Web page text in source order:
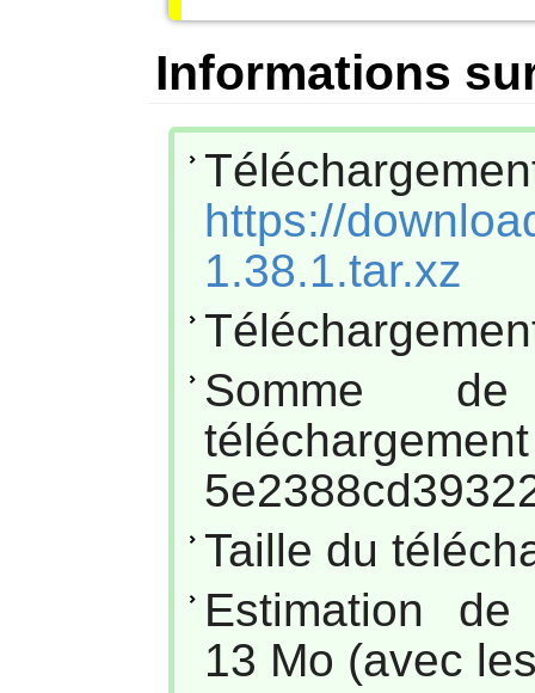
Informations
https://
1.38.1.tar.xz
Somme
Taille du
Estimation
13 Mo (avec